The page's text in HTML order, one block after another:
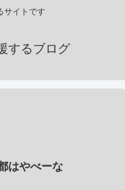
サイトです
するブログ
はやべーな